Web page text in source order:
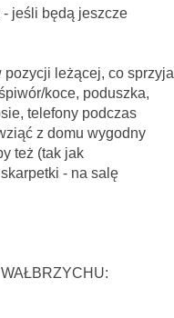
jeśli będą jeszcze
pozycji leżącej, co sprzyja
koce, poduszka,
telefony podczas
z domu wygodny
też (tak jak
- na salę